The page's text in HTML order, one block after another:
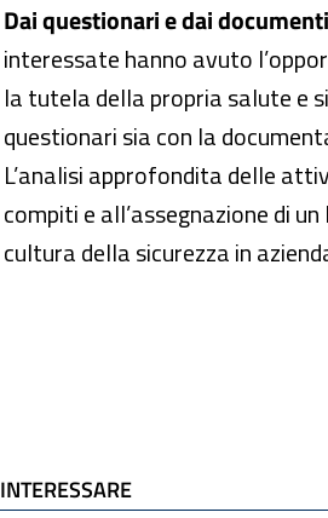
Dai questionari e dai
interessate hanno avuto
la tutela della propria salute e
questionari sia con la
L’analisi approfondita delle
compiti e all’assegnazione di
cultura della sicurezza in
INTERESSARE